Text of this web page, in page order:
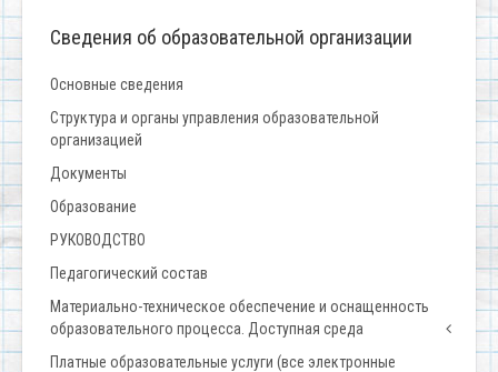
Сведения об образовательной организации
Основные сведения
Структура и органы управления образовательной
организацией
Документы
Образование
РУКОВОДСТВО
Педагогический состав
Материально-техническое обеспечение и оснащенность
образовательного процесса. Доступная среда
Платные образовательные услуги (все электронные